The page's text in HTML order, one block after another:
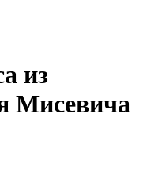
из
Мисевича